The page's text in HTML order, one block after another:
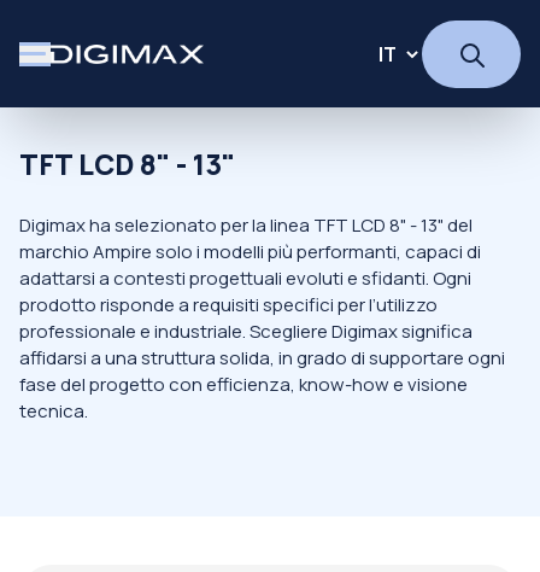
TFT LCD 8" - 13"
Digimax ha selezionato per la linea TFT LCD 8" - 13" del
marchio Ampire solo i modelli più performanti, capaci di
adattarsi a contesti progettuali evoluti e sfidanti. Ogni
prodotto risponde a requisiti specifici per l’utilizzo
professionale e industriale. Scegliere Digimax significa
affidarsi a una struttura solida, in grado di supportare ogni
fase del progetto con efficienza, know-how e visione
tecnica.